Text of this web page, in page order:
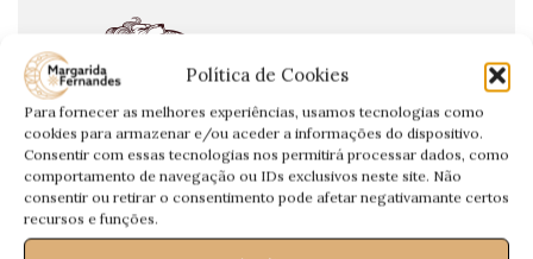
Política de Cookies
Para fornecer as melhores experiências, usamos tecnologias como
cookies para armazenar e/ou aceder a informações do dispositivo.
Consentir com essas tecnologias nos permitirá processar dados, como
comportamento de navegação ou IDs exclusivos neste site. Não
consentir ou retirar o consentimento pode afetar negativamante certos
recursos e funções.
Leão